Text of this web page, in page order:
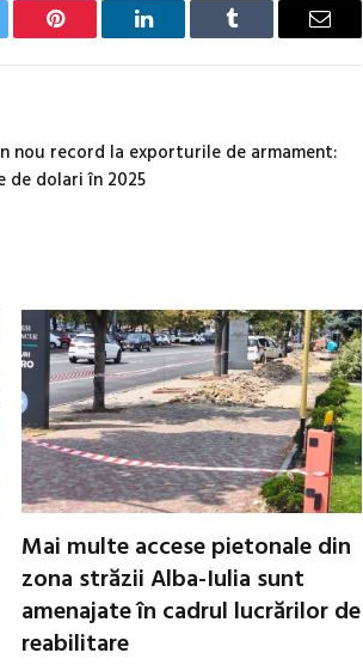
Pinterest LinkedIn Tumblr Email
nou record la exporturile de armament:
de dolari în 2025
Mai multe accese pietonale din
zona străzii Alba-Iulia sunt
amenajate în cadrul lucrărilor de
reabilitare